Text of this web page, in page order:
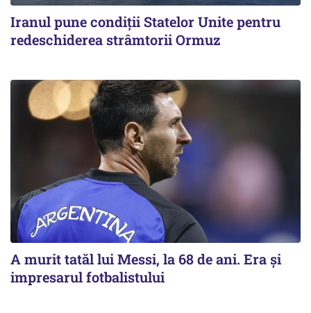
Iranul pune condiții Statelor Unite pentru
redeschiderea strâmtorii Ormuz
A murit tatăl lui Messi, la 68 de ani. Era și
impresarul fotbalistului